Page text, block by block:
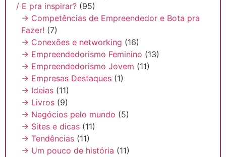
/ E pra inspirar? (95)
→ Competências de Empreendedor e Bota pra
Fazer! (7)
→ Conexões e networking (16)
→ Empreendedorismo Feminino (13)
→ Empreendedorismo Jovem (11)
→ Empresas Destaques (1)
→ Ideias (11)
→ Livros (9)
→ Negócios pelo mundo (5)
→ Sites e dicas (11)
→ Tendências (11)
→ Um pouco de história (11)